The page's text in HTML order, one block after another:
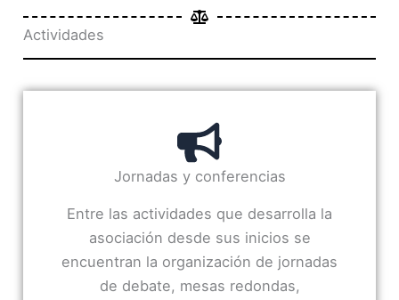
Actividades
Jornadas y conferencias
Entre las actividades que desarrolla la
asociación desde sus inicios se
encuentran la organización de jornadas
de debate, mesas redondas,